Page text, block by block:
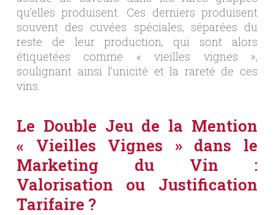
qu’elles produisent. Ces derniers produisent
souvent des cuvées spéciales, séparées du
reste de leur production, qui sont alors
étiquetées comme « vieilles vignes »,
soulignant ainsi l’unicité et la rareté de ces
vins.
Le Double Jeu de la Mention
« Vieilles Vignes » dans le
Marketing du Vin :
Valorisation ou Justification
Tarifaire ?